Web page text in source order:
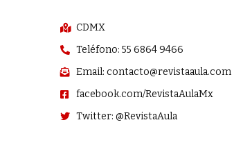
CDMX
Teléfono: 55 6864 9466
Email: contacto@revistaaula.com
facebook.com/RevistaAulaMx
Twitter: @RevistaAula